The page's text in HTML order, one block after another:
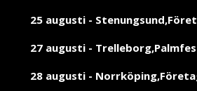
25 augusti -
27 augusti -
28 augusti -